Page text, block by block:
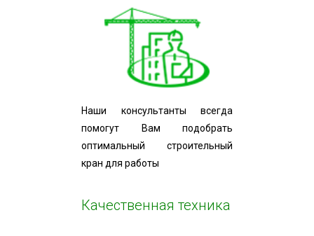
Наши консультанты всегда
помогут Вам подобрать
оптимальный строительный
кран для работы
Качественная техника